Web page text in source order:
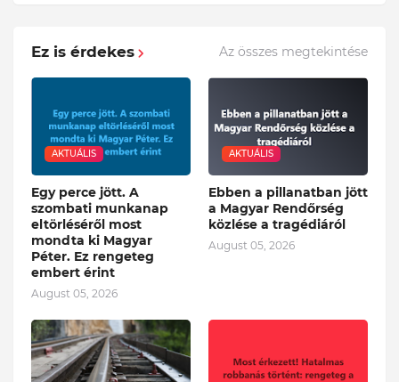
Ez is érdekes Az összes megtekintése
AKTUÁLIS
Egy perce jött. A
szombati munkanap
eltörléséről most
mondta ki Magyar
Péter. Ez rengeteg
embert érint
August 05, 2026
AKTUÁLIS
Ebben a pillanatban jött
a Magyar Rendőrség
közlése a tragédiáról
August 05, 2026